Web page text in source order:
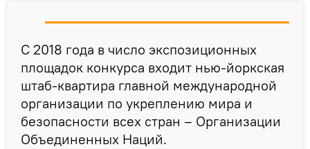
С 2018 года в число экспозиционных
площадок конкурса входит нью-йоркская
штаб-квартира главной международной
организации по укреплению мира и
безопасности всех стран – Организации
Объединенных Наций.